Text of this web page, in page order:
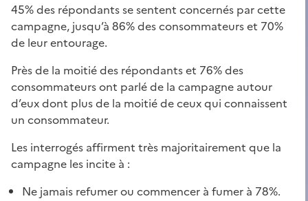
45% des répondants se sentent concernés par cette
campagne, jusqu’à 86% des consommateurs et 70%
de leur entourage.
Près de la moitié des répondants et 76% des
consommateurs ont parlé de la campagne autour
d’eux dont plus de la moitié de ceux qui connaissent
un consommateur.
Les interrogés affirment très majoritairement que la
campagne les incite à :
Ne jamais refumer ou commencer à fumer à 78%.